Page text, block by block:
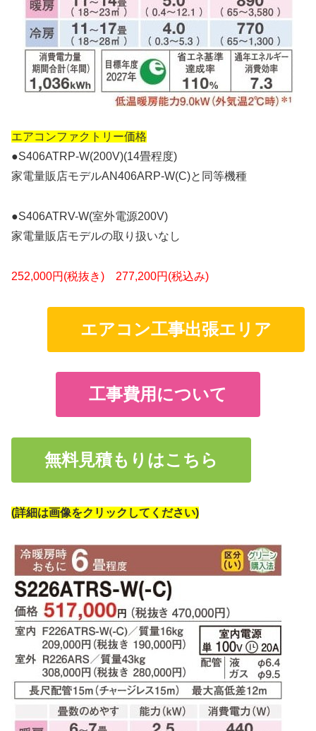
エアコンファクトリー価格
●S406ATRP-W(200V)(14畳程度)
家電量販店モデルAN406ARP-W(C)と同等機種
●S406ATRV-W(室外電源200V)
家電量販店モデルの取り扱いなし
252,000円(税抜き) 277,200円(税込み)
エアコン工事出張エリア
工事費用について
無料見積もりはこちら
(詳細は画像をクリックしてください)